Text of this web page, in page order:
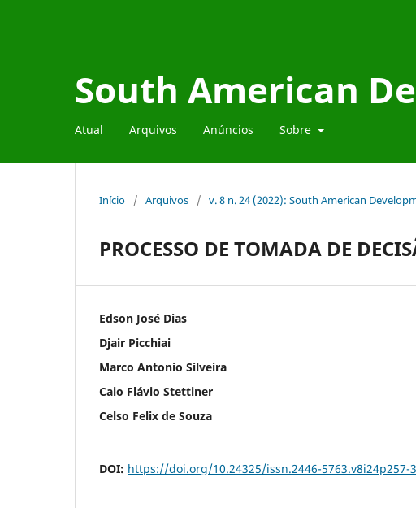
South American
Atual Arquivos Anúncios Sobre
Início / Arquivos / v. 8 n. 24 (2022): South American
PROCESSO DE TOMADA DE
Edson José Dias
Djair Picchiai
Marco Antonio Silveira
Caio Flávio Stettiner
Celso Felix de Souza
DOI: https://doi.org/10.24325/issn.2446-5763.v8i24p257-